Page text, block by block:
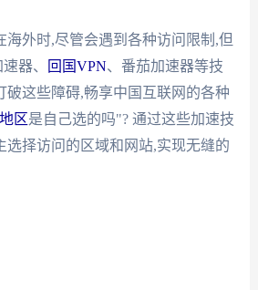
海外时,尽管会遇到各种访问限制,但
器、
回国VPN、番茄加速器等技
破这些障碍,畅享中国互联网的各种
区是自己选的吗"? 通过这些加速技
选择访问的区域和网站,实现无缝的